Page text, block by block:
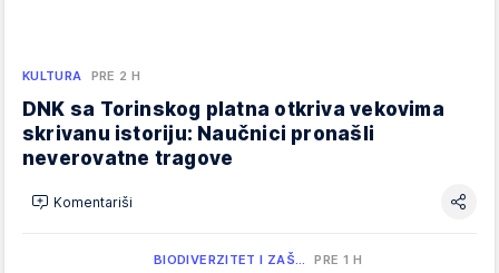
KULTURA PRE 2 H
DNK sa Torinskog platna otkriva vekovima
skrivanu istoriju: Naučnici pronašli
neverovatne tragove
Komentariši
BIODIVERZITET I ZAŠ… PRE 1 H